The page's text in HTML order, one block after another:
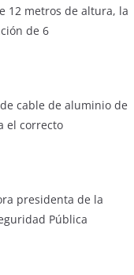
12 metros de altura, la
de 6
cable de aluminio de
el correcto
presidenta de la
Pública